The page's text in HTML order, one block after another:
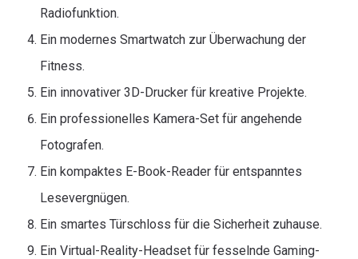
Radiofunktion.
Ein modernes Smartwatch zur Überwachung der
Fitness.
Ein innovativer 3D-Drucker für kreative Projekte.
Ein professionelles Kamera-Set für angehende
Fotografen.
Ein kompaktes E-Book-Reader für entspanntes
Lesevergnügen.
Ein smartes Türschloss für die Sicherheit zuhause.
Ein Virtual-Reality-Headset für fesselnde Gaming-